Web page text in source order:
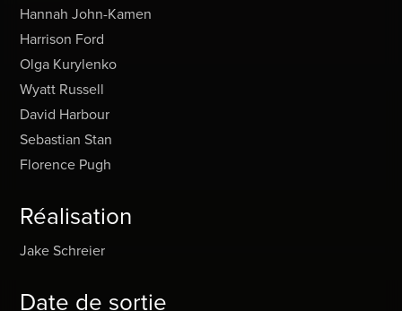
Hannah John-Kamen
Harrison Ford
Olga Kurylenko
Wyatt Russell
David Harbour
Sebastian Stan
Florence Pugh
Réalisation
Jake Schreier
Date de sortie